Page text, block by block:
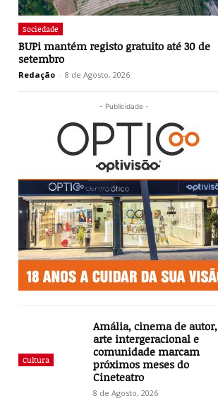
Sociedade
BUPi mantém registo gratuito até 30 de
setembro
Redação - 8 de Agosto, 2026
- Publicidade -
Cultura
Amália, cinema de autor,
arte intergeracional e
comunidade marcam
próximos meses do
Cineteatro
8 de Agosto, 2026